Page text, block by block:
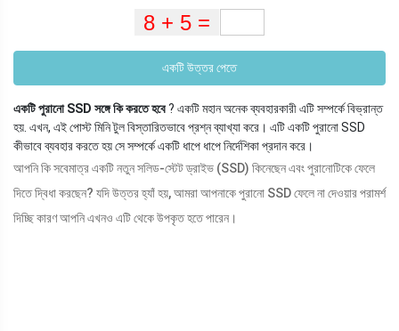
একটি উত্তর পেতে
একটি পুরানো SSD সঙ্গে কি করতে হবে? একটি মহান অনেক ব্যবহারকারী এটি সম্পর্কে বিভ্রান্ত
হয়. এখন, এই পোস্ট মিনি টুল বিস্তারিতভাবে প্রশ্ন ব্যাখ্যা করে। এটি একটি পুরানো SSD
কীভাবে ব্যবহার করতে হয় সে সম্পর্কে একটি ধাপে ধাপে নির্দেশিকা প্রদান করে।
আপনি কি সবেমাত্র একটি নতুন সলিড-স্টেট ড্রাইভ (SSD) কিনেছেন এবং পুরানোটিকে ফেলে
দিতে দ্বিধা করছেন? যদি উত্তর হ্যাঁ হয়, আমরা আপনাকে পুরানো SSD ফেলে না দেওয়ার পরামর্শ
দিচ্ছি কারণ আপনি এখনও এটি থেকে উপকৃত হতে পারেন।